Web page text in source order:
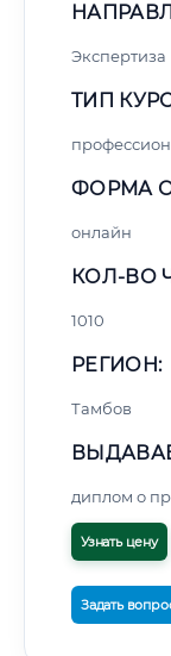
Экспертиза
ТИП
ФОРМА
онлайн
КОЛ-ВО
1010
РЕГИОН:
Тамбов
диплом о
Узнать цену
Задать